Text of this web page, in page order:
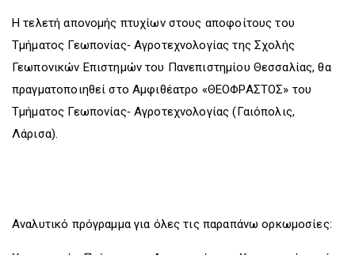
Η τελετή απονομής πτυχίων στους αποφοίτους του
Τμήματος Γεωπονίας‐ Αγροτεχνολογίας της Σχολής
Γεωπονικών Επιστημών του Πανεπιστημίου Θεσσαλίας, θα
πραγματοποιηθεί στο Αμφιθέατρο «ΘΕΟΦΡΑΣΤΟΣ» του
Τμήματος Γεωπονίας‐ Αγροτεχνολογίας (Γαιόπολις,
Λάρισα).
Αναλυτικό πρόγραμμα για όλες τις παραπάνω ορκωμοσίες: